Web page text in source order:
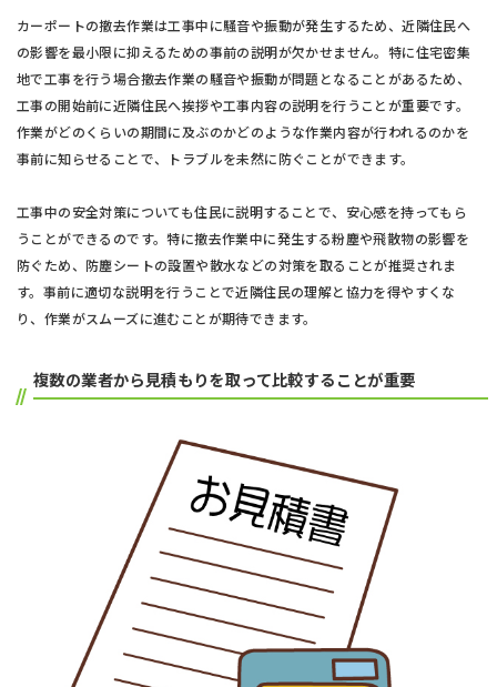
カーポートの撤去作業は工事中に騒音や振動が発生するため、近隣住民へ
の影響を最小限に抑えるための事前の説明が欠かせません。特に住宅密集
地で工事を行う場合撤去作業の騒音や振動が問題となることがあるため、
工事の開始前に近隣住民へ挨拶や工事内容の説明を行うことが重要です。
作業がどのくらいの期間に及ぶのかどのような作業内容が行われるのかを
事前に知らせることで、トラブルを未然に防ぐことができます。
工事中の安全対策についても住民に説明することで、安心感を持ってもら
うことができるのです。特に撤去作業中に発生する粉塵や飛散物の影響を
防ぐため、防塵シートの設置や散水などの対策を取ることが推奨されま
す。事前に適切な説明を行うことで近隣住民の理解と協力を得やすくな
り、作業がスムーズに進むことが期待できます。
複数の業者から見積もりを取って比較することが重要